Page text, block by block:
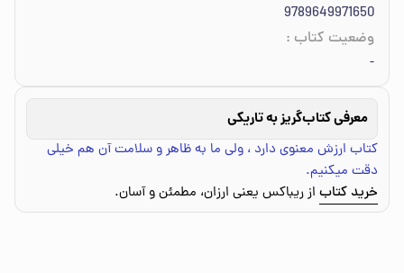
9789649971650
وضعیت کتاب :
-
معرفی کتابگریز به تاریکی
کتاب ارزش معنوی دارد ، ولی ما به ظاهر و سلامت آن هم خیلی
دقت میکنیم.
خرید کتاب از ریباکس یعنی ارزان، مطمئن و آسان.